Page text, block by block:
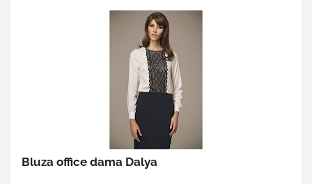
Bluza office dama Dalya